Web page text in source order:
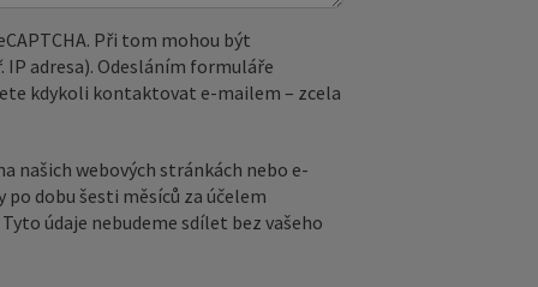
Při tom mohou být
adresa). Odesláním formuláře
kdykoli kontaktovat e‑mailem – zcela
našich webových stránkách nebo e-
dobu šesti měsíců za účelem
údaje nebudeme sdílet bez vašeho